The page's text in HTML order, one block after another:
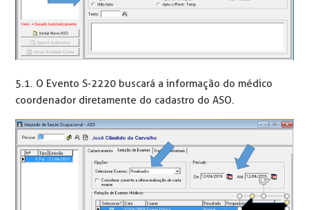
5.1. O Evento S-2220 buscará a informação do médico
coordenador diretamente do cadastro do ASO.